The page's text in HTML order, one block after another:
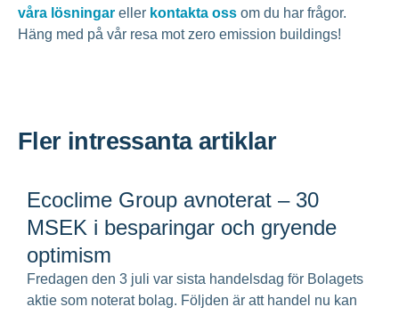
våra lösningar eller kontakta oss om du har frågor.
Häng med på vår resa mot zero emission buildings!
Fler intressanta artiklar
Ecoclime Group avnoterat – 30
MSEK i besparingar och gryende
optimism
Fredagen den 3 juli var sista handelsdag för Bolagets
aktie som noterat bolag. Följden är att handel nu kan